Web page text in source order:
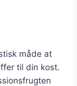
måde at
til din kost.